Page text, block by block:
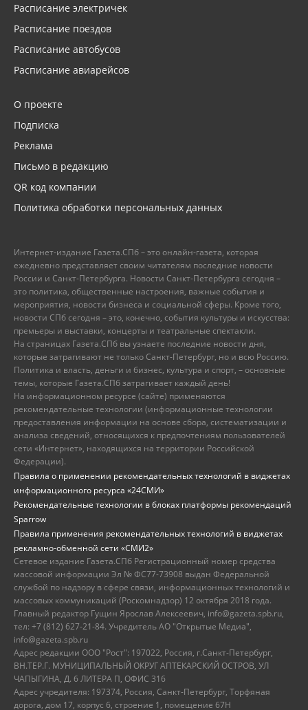
Расписание электричек
Расписание поездов
Расписание автобусов
Расписание авиарейсов
О проекте
Подписка
Реклама
Письмо в редакцию
QR код компании
Политика обработки персональных данных
Интернет-издание Газета.СПб – это онлайн-газета, которая
ежедневно представляет своим читателям последние новости
России и Санкт-Петербурга. Новости Санкт-Петербурга сегодня –
это политика, общественные настроения, важные события и
мероприятия, новости бизнеса и социальной сферы. Кроме того,
новости СПб сегодня – это, конечно, события культуры и искусства:
премьеры и выставки, концерты и театральные спектакли.
На страницах Газета.СПб вы узнаете последние новости дня,
которые затрагивают не только Санкт-Петербург, но и всю Россию.
Политика и власть, деньги и бизнес, культура и спорт, – основные
темы, которые Газета.СПб затрагивает каждый день!
На информационном ресурсе (сайте) применяются
рекомендательные технологии (информационные технологии
предоставления информации на основе сбора, систематизации и
анализа сведений, относящихся к предпочтениям пользователей
сети «Интернет», находящихся на территории Российской
Федерации).
Правила о применении рекомендательных технологий в виджетах
информационного ресурса «24СМИ»
Рекомендательные технологии в блоках платформы рекомендаций
Sparrow
Правила применения рекомендательных технологий в виджетах
рекламно-обменной сети «СМИ2»
Сетевое издание Газета.СПб Регистрационный номер средства
массовой информации Эл № ФС77-73908 выдан Федеральной
службой по надзору в сфере связи, информационных технологий и
массовых коммуникаций (Роскомнадзор) 12 октября 2018 года.
Главный редактор Гущин Ярослав Алексеевич, info@gazeta.spb.ru,
тел: +7 (812) 627-21-84. Учредитель АО "Открытые Медиа",
info@gazeta.spb.ru
Адрес редакции ООО "Рост": 197022, Россия, г.Санкт-Петербург,
ВН.ТЕР.Г. МУНИЦИПАЛЬНЫЙ ОКРУГ АПТЕКАРСКИЙ ОСТРОВ, УЛ
ЧАПЫГИНА, Д. 6 ЛИТЕРА П, ОФИС 316
Адрес учредителя: 197374, Россия, Санкт-Петербург, Торфяная
дорога, дом 17, корпус 6, строение 1, помещение 67Н